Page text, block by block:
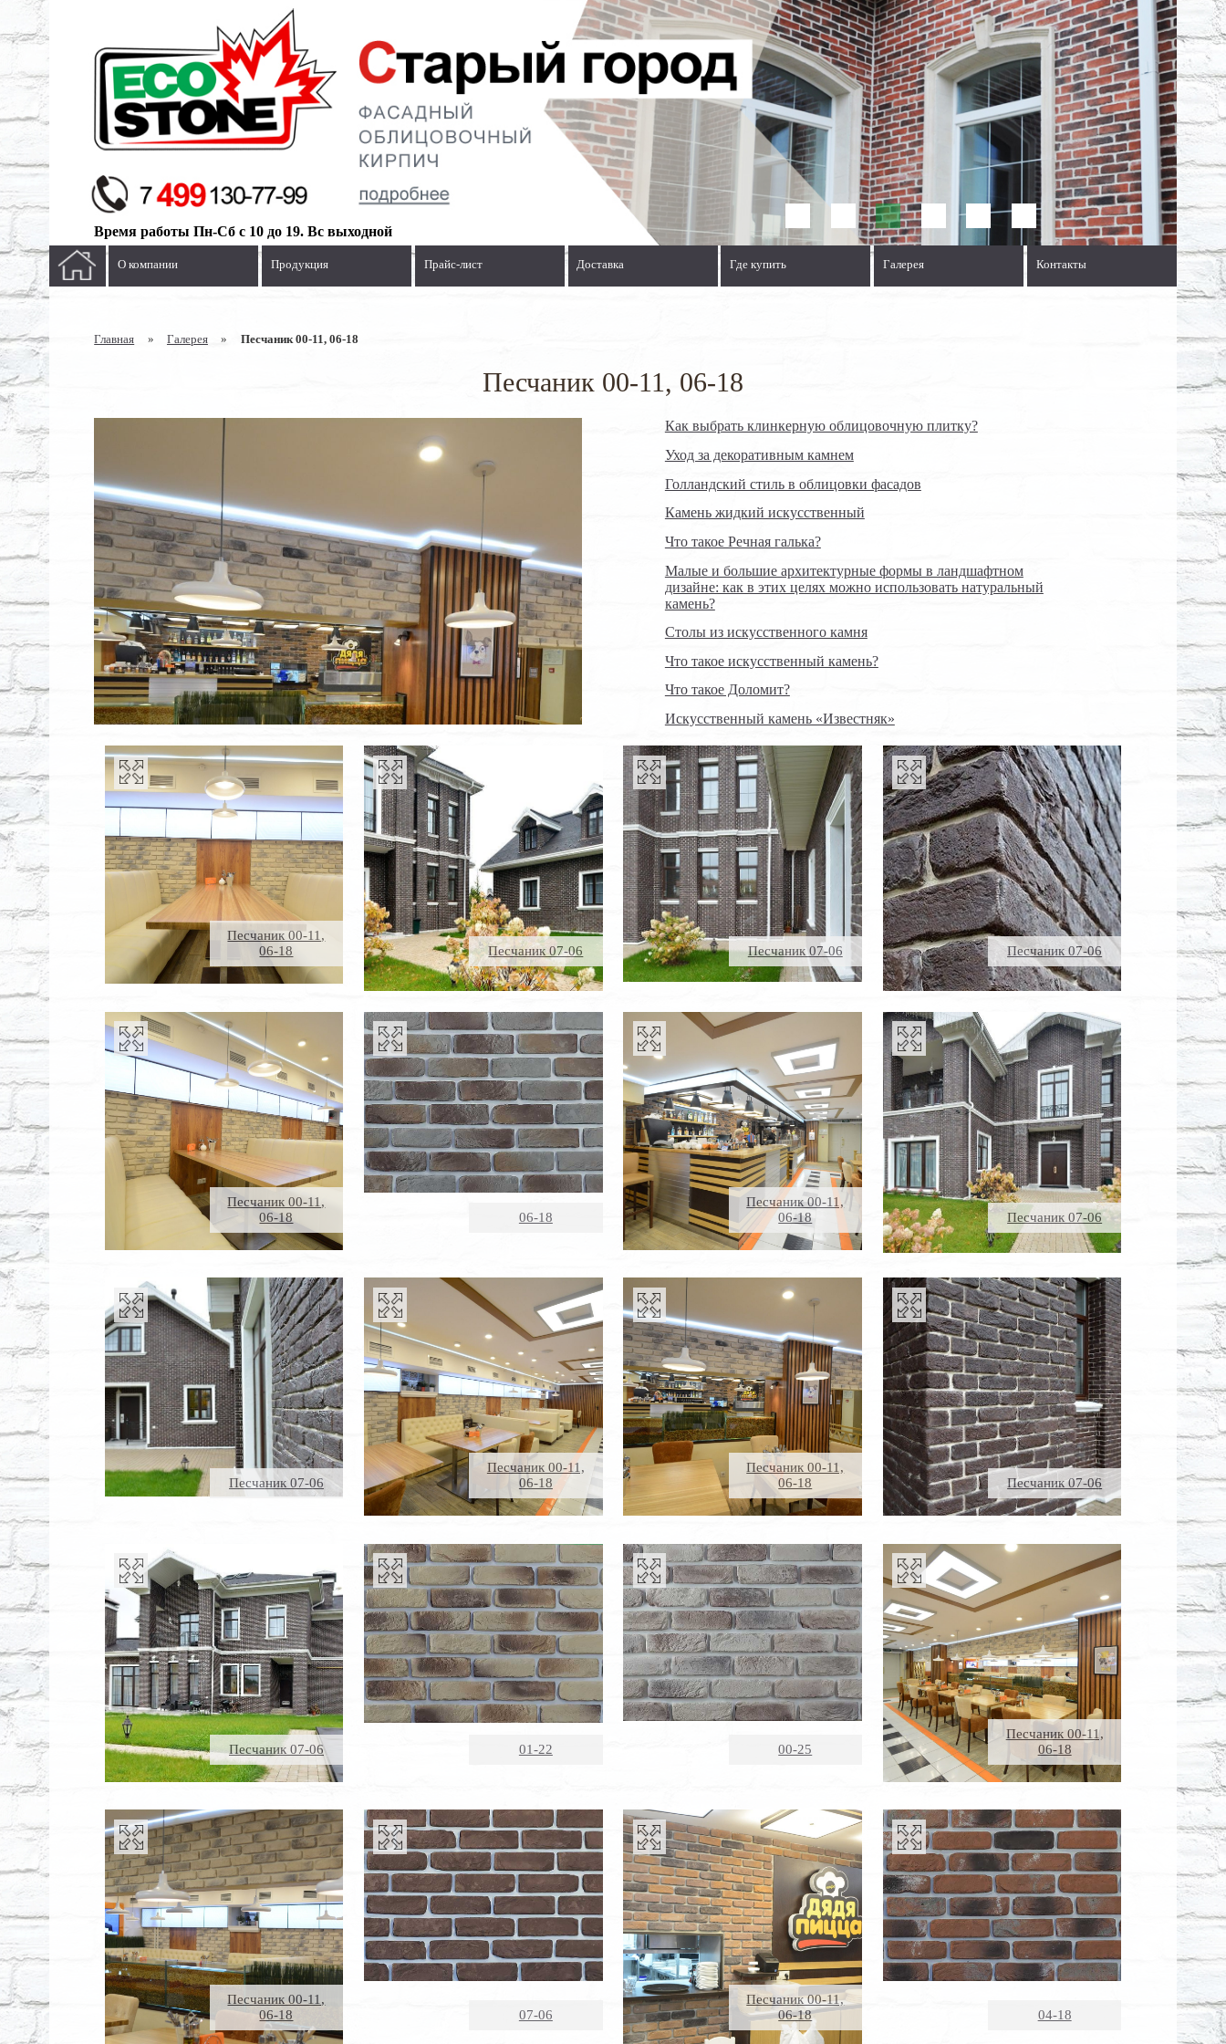
Время работы Пн-Сб с 10 до 19. Вс выходной
О компании Продукция Прайс-лист Доставка Где купить Галерея Контакты
Главная » Галерея » Песчаник 00-11, 06-18
Песчаник 00-11, 06-18
Как выбрать клинкерную облицовочную плитку?
Уход за декоративным камнем
Голландский стиль в облицовки фасадов
Камень жидкий искусственный
Что такое Речная галька?
Малые и большие архитектурные формы в ландшафтном
дизайне: как в этих целях можно использовать натуральный
камень?
Столы из искусственного камня
Что такое искусственный камень?
Что такое Доломит?
Искусственный камень «Известняк»
Песчаник 00-11,
06-18
Песчаник 07-06 Песчаник 07-06 Песчаник 07-06
Песчаник 00-11,
06-18
06-18
Песчаник 00-11,
06-18
Песчаник 07-06
Песчаник 07-06
Песчаник 00-11,
06-18
Песчаник 00-11,
06-18
Песчаник 07-06
Песчаник 07-06 01-22 00-25
Песчаник 00-11,
06-18
Песчаник 00-11,
06-18
07-06
Песчаник 00-11,
06-18
04-18